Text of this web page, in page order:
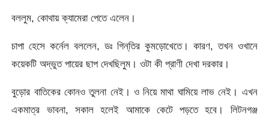
বললুম, কোথায় ক্যামেরা পেতে এলেন।
চাপা হেসে কর্নেল বললেন, ডঃ গিন্‌তির কুমড়োখেতে। কারণ, তখন ওখানে
কয়েকটি অদ্ভুত পায়ের ছাপ দেখছিলুম। ওটা কী প্রাণী দেখা দরকার।
বুড়োর বাতিকের কোনও তুলনা নেই। ও নিয়ে মাথা ঘামিয়ে লাভ নেই। এখন
একমাত্র ভাবনা, সকাল হলেই আমাকে কেটে পড়তে হবে। লিটনগঞ্জ